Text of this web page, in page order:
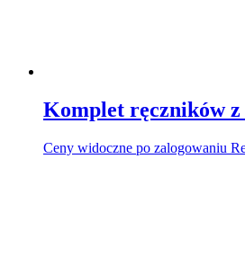
Komplet ręczników z
Ceny widoczne po zalogowaniu